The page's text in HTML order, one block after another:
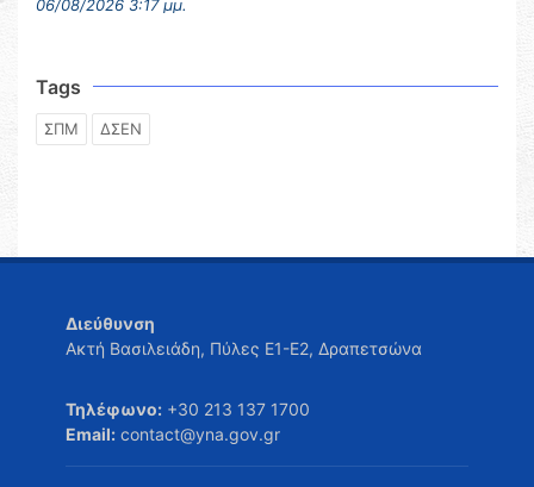
06/08/2026 3:17 μμ.
Tags
ΣΠΜ ΔΣΕΝ
Διεύθυνση
Ακτή Βασιλειάδη, Πύλες Ε1-Ε2, Δραπετσώνα
Τηλέφωνο: +30 213 137 1700
Email: contact@yna.gov.gr